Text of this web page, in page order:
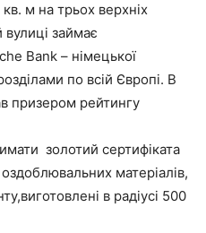
м на трьох верхніх
вулиці займає
Bank – німецької
по всій Європі. В
призером рейтингу
золотий сертифіката
матеріалів,
в радіусі 500